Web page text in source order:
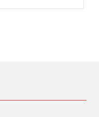
ん頂戴しました。
き、ありがとうご